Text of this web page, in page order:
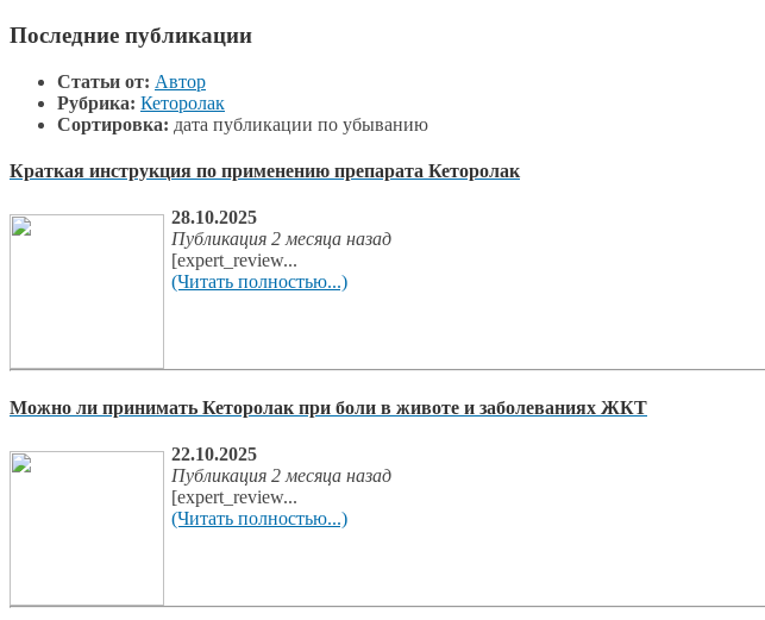
Последние публикации
Статьи от: Автор
Рубрика: Кеторолак
Сортировка: дата публикации по убыванию
Краткая инструкция по применению препарата Кеторолак
28.10.2025
Публикация 2 месяца назад
[expert_review...
(Читать полностью...)
Можно ли принимать Кеторолак при боли в животе и заболеваниях ЖКТ
22.10.2025
Публикация 2 месяца назад
[expert_review...
(Читать полностью...)